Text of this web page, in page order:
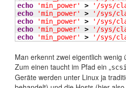
echo
'min_power' >
'/sys/
echo
'min_power' >
'/sys/
echo
'min_power' >
'/sys/
echo
'min_power' >
'/sys/
echo
'min_power' > '/sys/
Man erkennt zwei eigentlich wenig
Zum einen taucht im Pfad ein „
Geräte werden unter Linux ja